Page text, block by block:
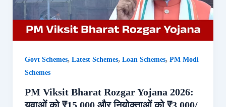
Govt Schemes, Latest Schemes, Loan Schemes, PM Modi
Schemes
PM Viksit Bharat Rozgar Yojana 2026: